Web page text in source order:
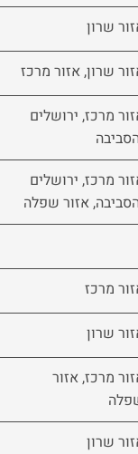
שרון
שרון, אזור מרכז
מרכז, ירושלים
מרכז, ירושלים
אזור שפלה
מרכז
שרון
מרכז, אזור
שרון